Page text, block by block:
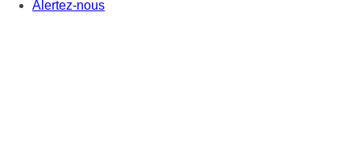
Alertez-nous